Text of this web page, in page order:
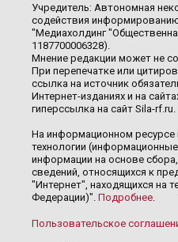
Учредитель: Автономная
содействия
"Медиахолдинг
1187700006328).
Мнение редакции может не
При перепечатке или
ссылка на источник
Интернет-изданиях и на
гиперссылка на сайт Sila-rf.ru.
На информационном
технологии
информации на основе
сведений, относящихся к
"Интернет", находящихся на
Федерации)". Подробнее
Пользовательское